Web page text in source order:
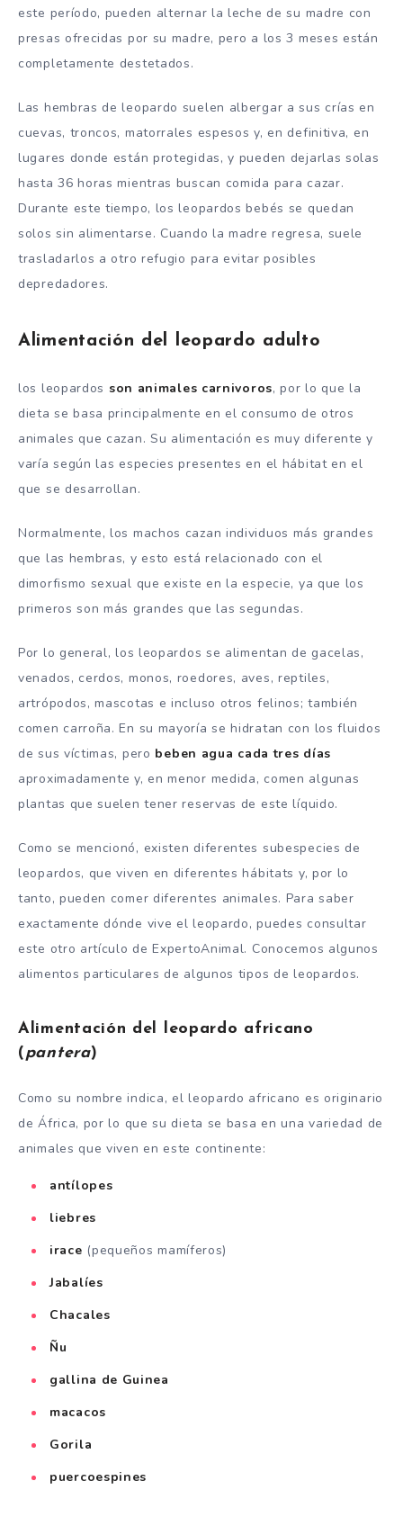
este período, pueden alternar la leche de su madre con
presas ofrecidas por su madre, pero a los 3 meses están
completamente destetados.
Las hembras de leopardo suelen albergar a sus crías en
cuevas, troncos, matorrales espesos y, en definitiva, en
lugares donde están protegidas, y pueden dejarlas solas
hasta 36 horas mientras buscan comida para cazar.
Durante este tiempo, los leopardos bebés se quedan
solos sin alimentarse. Cuando la madre regresa, suele
trasladarlos a otro refugio para evitar posibles
depredadores.
Alimentación del leopardo adulto
los leopardos son animales carnivoros, por lo que la
dieta se basa principalmente en el consumo de otros
animales que cazan. Su alimentación es muy diferente y
varía según las especies presentes en el hábitat en el
que se desarrollan.
Normalmente, los machos cazan individuos más grandes
que las hembras, y esto está relacionado con el
dimorfismo sexual que existe en la especie, ya que los
primeros son más grandes que las segundas.
Por lo general, los leopardos se alimentan de gacelas,
venados, cerdos, monos, roedores, aves, reptiles,
artrópodos, mascotas e incluso otros felinos; también
comen carroña. En su mayoría se hidratan con los fluidos
de sus víctimas, pero beben agua cada tres días
aproximadamente y, en menor medida, comen algunas
plantas que suelen tener reservas de este líquido.
Como se mencionó, existen diferentes subespecies de
leopardos, que viven en diferentes hábitats y, por lo
tanto, pueden comer diferentes animales. Para saber
exactamente dónde vive el leopardo, puedes consultar
este otro artículo de ExpertoAnimal. Conocemos algunos
alimentos particulares de algunos tipos de leopardos.
Alimentación del leopardo africano
( pantera)
Como su nombre indica, el leopardo africano es originario
de África, por lo que su dieta se basa en una variedad de
animales que viven en este continente:
antílopes
liebres
irace (pequeños mamíferos)
Jabalíes
Chacales
Ñu
gallina de Guinea
macacos
Gorila
puercoespines